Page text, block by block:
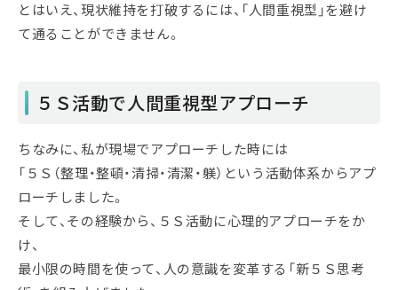
とはいえ、現状維持を打破するには、「人間重視型」を避け
て通ることができません。
５Ｓ活動で人間重視型アプローチ
ちなみに、私が現場でアプローチした時には
「５Ｓ（整理・整頓・清掃・清潔・躾）という活動体系からアプ
ローチしました。
そして、その経験から、５Ｓ活動に心理的アプローチをか
け、
最小限の時間を使って、人の意識を変革する「新５Ｓ思考